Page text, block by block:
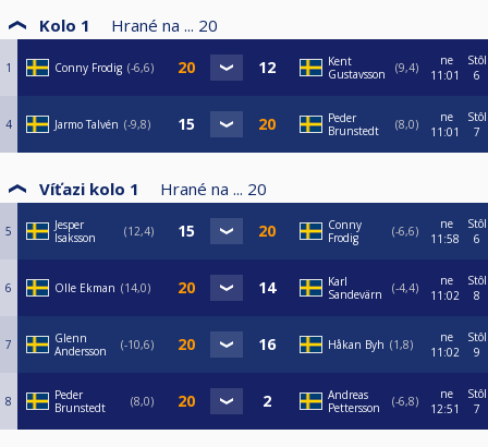
Kolo 1 Hrané na ... 20
1 Conny Frodig -6,6
Kent
Gustavsson
9,4
ne
11:01
Stôl
6
4 Jarmo Talvén -9,8
Peder
Brunstedt
8,0
ne
11:01
Stôl
7
Víťazi kolo 1 Hrané na ... 20
5
Jesper
Isaksson
12,4
Conny
Frodig
-6,6
ne
11:58
Stôl
6
6 Olle Ekman 14,0
Karl
Sandevärn
-4,4
ne
11:02
Stôl
8
7
Glenn
Andersson
-10,6 Håkan Byh 1,8
ne
11:02
Stôl
9
8
Peder
Brunstedt
8,0
Andreas
Pettersson
-6,8
ne
12:51
Stôl
7